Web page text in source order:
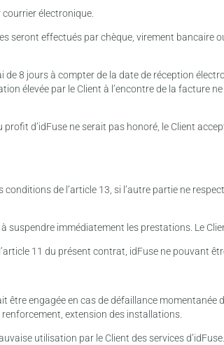
courrier électronique.
effectués par chèque, virement bancaire
8 jours à compter de la date de réception
élevée par le Client à l’encontre de la facture
d’idFuse ne serait pas honoré, le Client
de l’article 13, si l’autre partie ne
suspendre immédiatement les prestations. Le
11 du présent contrat, idFuse ne pouvant
être engagée en cas de défaillance
extension des installations.
utilisation par le Client des services d’idFuse.